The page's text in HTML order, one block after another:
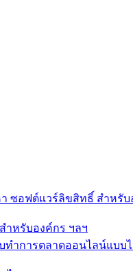
ำหรับองค์กร ฯลฯ